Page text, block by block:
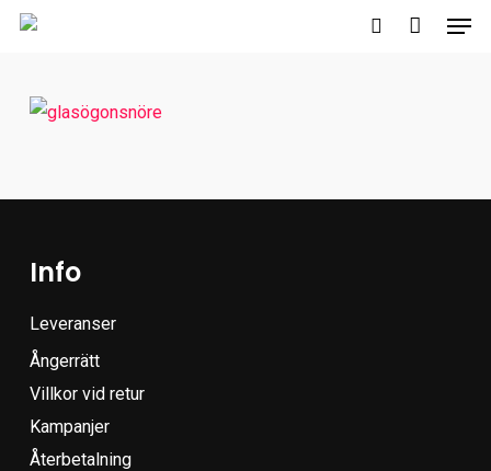
Skip
content
Info
Leveranser
Ångerrätt
Villkor vid retur
Kampanjer
Återbetalning